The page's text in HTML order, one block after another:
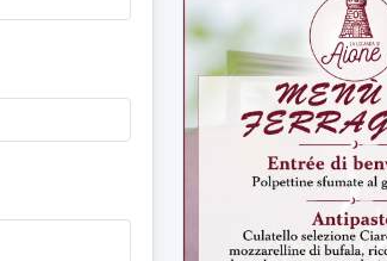
Assunzioni sotto
estorsione e usura:
e De Paola
In carcere i due affiliati
accusati di...